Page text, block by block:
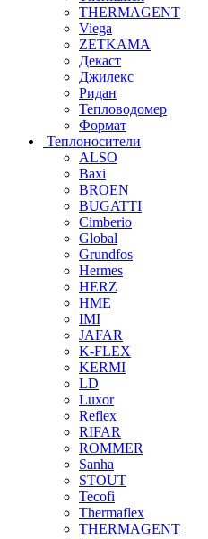
THERMAGENT
Viega
ZETKAMA
Декаст
Джилекс
Ридан
Тепловодомер
Формат
Теплоносители
ALSO
Baxi
BROEN
BUGATTI
Cimberio
Global
Grundfos
Hermes
HERZ
HME
IMI
JAFAR
K-FLEX
KERMI
LD
Luxor
Reflex
RIFAR
ROMMER
Sanha
STOUT
Tecofi
Thermaflex
THERMAGENT